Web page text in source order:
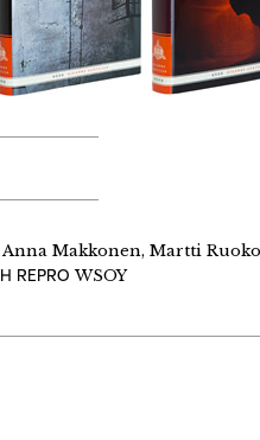
Anna Makkonen, Martti
REPRO WSOY